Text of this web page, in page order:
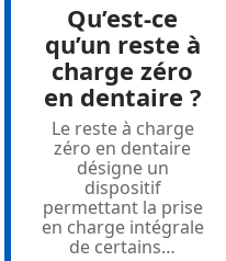
Qu’est-ce
qu’un reste à
charge zéro
en dentaire ?
Le reste à charge
zéro en dentaire
désigne un
dispositif
permettant la prise
en charge intégrale
de certains…